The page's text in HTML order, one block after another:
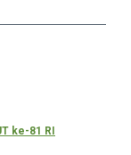
ke-81 RI